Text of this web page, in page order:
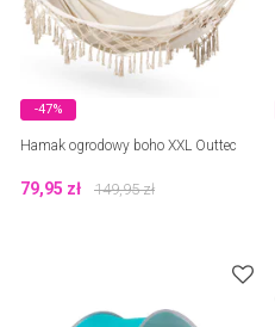
-47%
Hamak ogrodowy boho XXL Outtec
79,95 zł 149,95zł